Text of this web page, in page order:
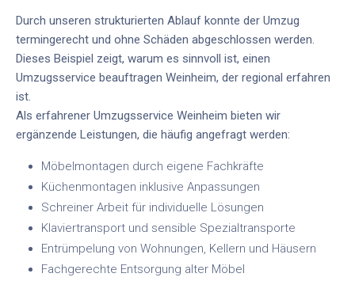
Durch unseren strukturierten Ablauf konnte der Umzug
termingerecht und ohne Schäden abgeschlossen werden.
Dieses Beispiel zeigt, warum es sinnvoll ist, einen
Umzugsservice beauftragen Weinheim, der regional erfahren
ist.
Als erfahrener Umzugsservice Weinheim bieten wir
ergänzende Leistungen, die häufig angefragt werden:
Möbelmontagen durch eigene Fachkräfte
Küchenmontagen inklusive Anpassungen
Schreiner Arbeit für individuelle Lösungen
Klaviertransport und sensible Spezialtransporte
Entrümpelung von Wohnungen, Kellern und Häusern
Fachgerechte Entsorgung alter Möbel